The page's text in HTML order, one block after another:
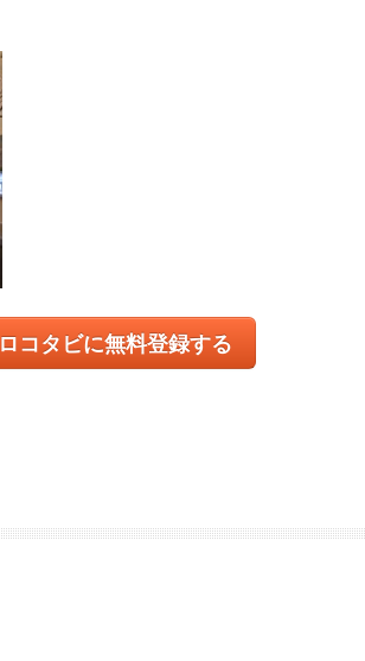
ロコタビに無料登録する